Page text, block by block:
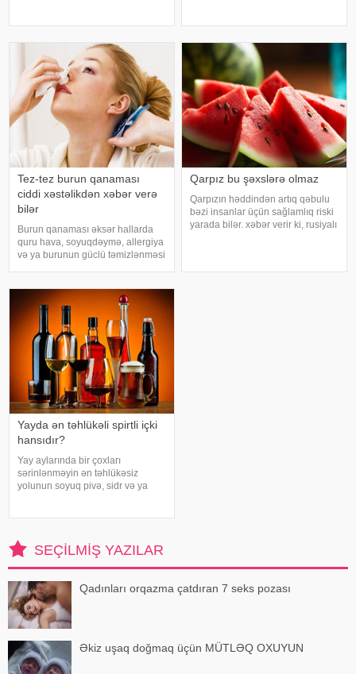
bu zaman hətta ağrıkəsic
hindi bitkisi nədir?. xəbər verir ki,
Tez-tez burun qanaması
ciddi xəstəlikdən xəbər verə
bilər
Burun qanaması əksər hallarda
quru hava, soyuqdəymə, allergiya
və ya burunun güclü təmizlənməsi
tez-tez təkrarlanır, çox olursa və
ya çətin dayanırsa, mütlə
Qarpız bu şəxslərə olmaz
Qarpızın həddindən artıq qəbulu
bəzi insanlar üçün sağlamlıq riski
yarada bilər. xəbər verir ki, rusiyalı
Yayda ən təhlükəli spirtli içki
hansıdır?
Yay aylarında bir çoxları
sərinlənməyin ən təhlükəsiz
yolunun soyuq pivə, sidr və ya
zərərsiSEÇILMIŞ YAZILAR
Qadınları orqazma çatdıran 7 seks pozası
Əkiz uşaq doğmaq üçün MÜTLƏQ OXUYUN